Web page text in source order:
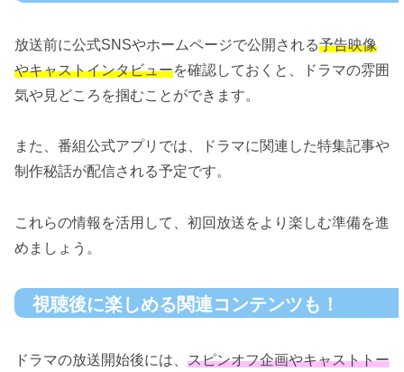
放送前に公式SNSやホームページで公開される予告映像
やキャストインタビューを確認しておくと、ドラマの雰囲
気や見どころを掴むことができます。
また、番組公式アプリでは、ドラマに関連した特集記事や
制作秘話が配信される予定です。
これらの情報を活用して、初回放送をより楽しむ準備を進
めましょう。
視聴後に楽しめる関連コンテンツも！
ドラマの放送開始後には、 スピンオフ企画やキャストトー